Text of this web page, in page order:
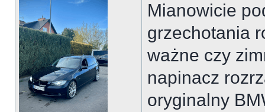
Mianowicie
grzechotania
ważne czy
napinacz
oryginalny